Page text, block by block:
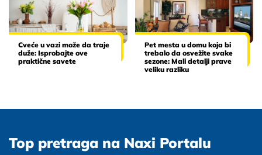
Cveće u vazi može da traje
duže: Isprobajte ove
praktične savete
Pet mesta u domu koja bi
trebalo da osvežite svake
sezone: Mali detalji prave
veliku razliku
Top pretraga na Naxi Portalu